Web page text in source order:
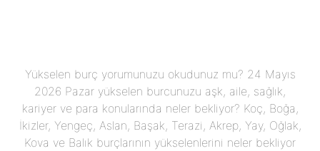
Yükselen burç yorumunuzu okudunuz mu? 24 Mayıs
2026 Pazar yükselen burcunuzu aşk, aile, sağlık,
kariyer ve para konularında neler bekliyor? Koç, Boğa,
İkizler, Yengeç, Aslan, Başak, Terazi, Akrep, Yay, Oğlak,
Kova ve Balık burçlarının yükselenlerini neler bekliyor